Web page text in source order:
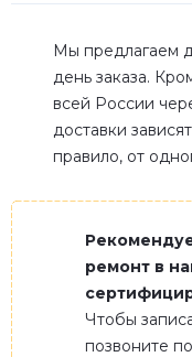
Мы предлагаем
день заказа.
всей России
доставки
правило, от
ремонт в
Чтобы
позвоните